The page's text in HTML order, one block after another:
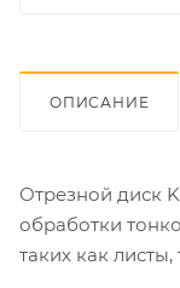
ОПИСАНИЕ
Отрезной диск
обработки
таких как